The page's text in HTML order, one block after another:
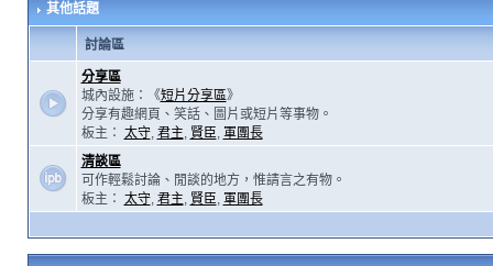
其他話題
討論區
分享區
城內設施：《短片分享區》
分享有趣網頁、笑話、圖片或短片等事物。
板主： 太守, 君主, 賢臣, 軍團長
清談區
可作輕鬆討論、閒談的地方，惟請言之有物。
板主： 太守, 君主, 賢臣, 軍團長